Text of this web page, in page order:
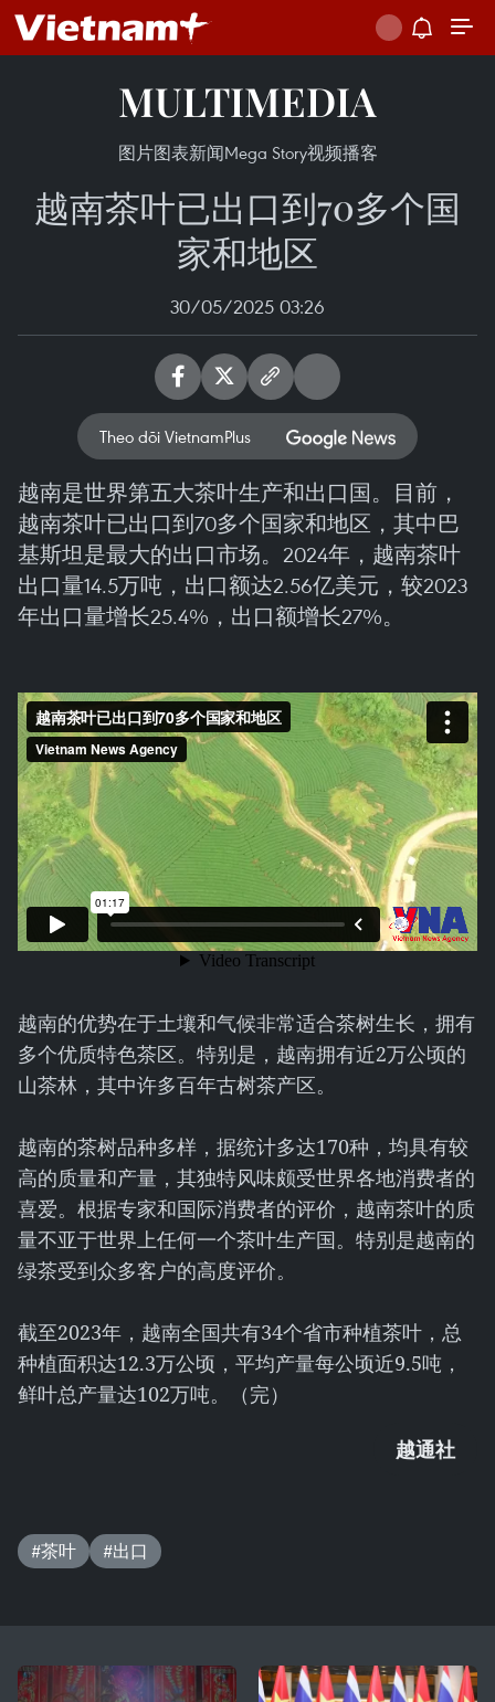
MULTIMEDIA
图片图表新闻Mega Story视频播客
越南茶叶已出口到70多个国
家和地区
30/05/2025 03:26
Theo dõi VietnamPlus
越南是世界第五大茶叶生产和出口国。目前，
越南茶叶已出口到70多个国家和地区，其中巴
基斯坦是最大的出口市场。2024年，越南茶叶
出口量14.5万吨，出口额达2.56亿美元，较2023
年出口量增长25.4%，出口额增长27%。
越南的优势在于土壤和气候非常适合茶树生长，拥有
多个优质特色茶区。特别是，越南拥有近2万公顷的
山茶林，其中许多百年古树茶产区。
越南的茶树品种多样，据统计多达170种，均具有较
高的质量和产量，其独特风味颇受世界各地消费者的
喜爱。根据专家和国际消费者的评价，越南茶叶的质
量不亚于世界上任何一个茶叶生产国。特别是越南的
绿茶受到众多客户的高度评价。
截至2023年，越南全国共有34个省市种植茶叶，总
种植面积达12.3万公顷，平均产量每公顷近9.5吨，
鲜叶总产量达102万吨。（完）
越通社
#茶叶 #出口